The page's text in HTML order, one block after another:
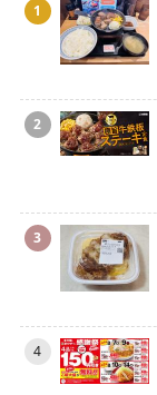
1
2
3
4